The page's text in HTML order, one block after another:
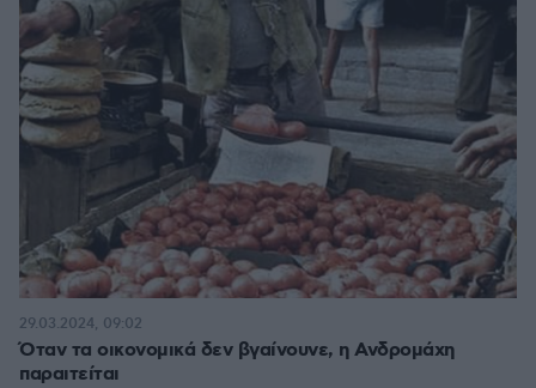
Όταν τα οικονομικά δεν βγαίνουνε, η Ανδρομάχη
παραιτείται
29.03.2024, 09:02